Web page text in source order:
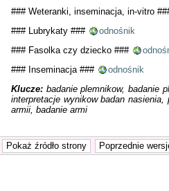
### Weteranki, inseminacja, in-vitro
### Lubrykaty ###
odnośnik
### Fasolka czy dziecko ###
### Inseminacja ###
odnośnik
Klucze:badanie plemnikow, badanie
interpretacje wynikow badan
armii, badanie armi